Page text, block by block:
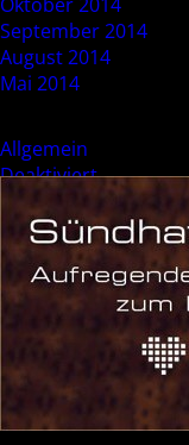
September 2014
August 2014
Mai 2014
Allgemein
Deaktiviert
Event
Sonderevent
Meta
Anmelden
Eintrags-Feed
Kommentar-Feed
WordPress.org